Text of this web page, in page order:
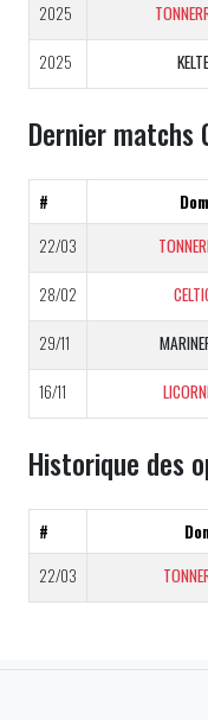
2025
2025
Dernier matchs
#
22/03
28/02
29/11
16/11
Historique des
#
22/03